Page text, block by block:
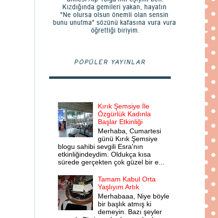
POPÜLER YAYINLAR
Kırık Şemsiye İle
Özgürlük Kadınla
Başlar Etkinliği
Merhaba, Cumartesi
günü Kırık Şemsiye
blogu sahibi sevgili Esra'nın
etkinliğindeydim. Oldukça kısa
sürede gerçekten çok güzel bir e...
Tamam Kabul Orta
Yaşlıyım Artık
Merhabaaa, Niye böyle
bir başlık atmış ki
demeyin. Bazı şeyler